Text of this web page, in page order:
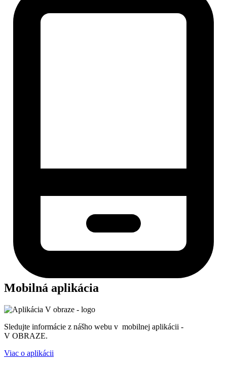
Mobilná aplikácia
Sledujte informácie z nášho webu v mobilnej aplikácii -
V OBRAZE.
Viac o aplikácii